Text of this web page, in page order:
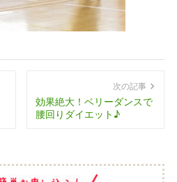
次の記事
効果絶大！ベリーダンスで
腰回りダイエット♪